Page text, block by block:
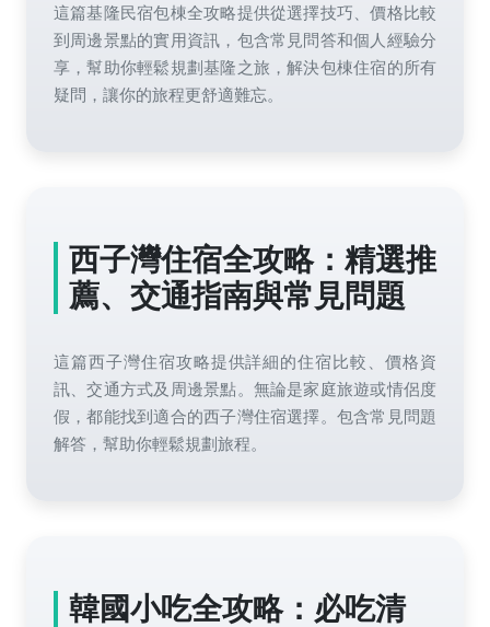
這篇基隆民宿包棟全攻略提供從選擇技巧、價格比較
到周邊景點的實用資訊，包含常見問答和個人經驗分
享，幫助你輕鬆規劃基隆之旅，解決包棟住宿的所有
疑問，讓你的旅程更舒適難忘。
西子灣住宿全攻略：精選推
薦、交通指南與常見問題
這篇西子灣住宿攻略提供詳細的住宿比較、價格資
訊、交通方式及周邊景點。無論是家庭旅遊或情侶度
假，都能找到適合的西子灣住宿選擇。包含常見問題
解答，幫助你輕鬆規劃旅程。
韓國小吃全攻略：必吃清